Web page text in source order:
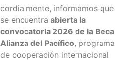
cordialmente, informamos que
se encuentra abierta la
convocatoria 2026 de la Beca
Alianza del Pacífico, programa
de cooperación internacional